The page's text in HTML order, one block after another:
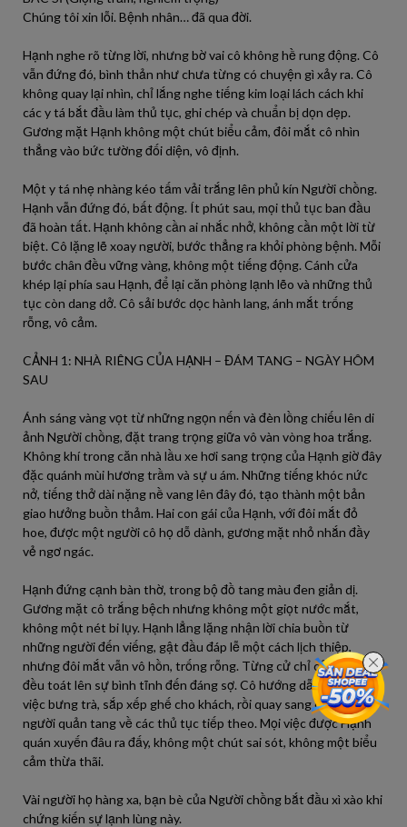
Chúng tôi xin lỗi. Bệnh nhân… đã qua đời.
Hạnh nghe rõ từng lời, nhưng bờ vai cô không hề rung động. Cô
vẫn đứng đó, bình thản như chưa từng có chuyện gì xảy ra. Cô
không quay lại nhìn, chỉ lắng nghe tiếng kim loại lách cách khi
các y tá bắt đầu làm thủ tục, ghi chép và chuẩn bị dọn dẹp.
Gương mặt Hạnh không một chút biểu cảm, đôi mắt cô nhìn
thẳng vào bức tường đối diện, vô định.
Một y tá nhẹ nhàng kéo tấm vải trắng lên phủ kín Người chồng.
Hạnh vẫn đứng đó, bất động. Ít phút sau, mọi thủ tục ban đầu
đã hoàn tất. Hạnh không cần ai nhắc nhở, không cần một lời từ
biệt. Cô lặng lẽ xoay người, bước thẳng ra khỏi phòng bệnh. Mỗi
bước chân đều vững vàng, không một tiếng động. Cánh cửa
khép lại phía sau Hạnh, để lại căn phòng lạnh lẽo và những thủ
tục còn dang dở. Cô sải bước dọc hành lang, ánh mắt trống
rỗng, vô cảm.
CẢNH 1: NHÀ RIÊNG CỦA HẠNH – ĐÁM TANG – NGÀY HÔM
SAU
Ánh sáng vàng vọt từ những ngọn nến và đèn lồng chiếu lên di
ảnh Người chồng, đặt trang trọng giữa vô vàn vòng hoa trắng.
Không khí trong căn nhà lầu xe hơi sang trọng của Hạnh giờ đây
đặc quánh mùi hương trầm và sự u ám. Những tiếng khóc nức
nở, tiếng thở dài nặng nề vang lên đây đó, tạo thành một bản
giao hưởng buồn thảm. Hai con gái của Hạnh, với đôi mắt đỏ
hoe, được một người cô họ dỗ dành, gương mặt nhỏ nhắn đầy
vẻ ngơ ngác.
Hạnh đứng cạnh bàn thờ, trong bộ đồ tang màu đen giản dị.
Gương mặt cô trắng bệch nhưng không một giọt nước mắt,
không một nét bi lụy. Hạnh lẳng lặng nhận lời chia buồn từ
những người đến viếng, gật đầu đáp lễ một cách lịch thiệp,
nhưng đôi mắt vẫn vô hồn, trống rỗng. Từng cử chỉ của Hạnh
đều toát lên sự bình tĩnh đến đáng sợ. Cô hướng dẫn người giúp
việc bưng trà, sắp xếp ghế cho khách, rồi quay sang dặn dò
người quản tang về các thủ tục tiếp theo. Mọi việc được Hạnh
quán xuyến đâu ra đấy, không một chút sai sót, không một biểu
cảm thừa thãi.
Vài người họ hàng xa, bạn bè của Người chồng bắt đầu xì xào khi
chứng kiến sự lạnh lùng này.